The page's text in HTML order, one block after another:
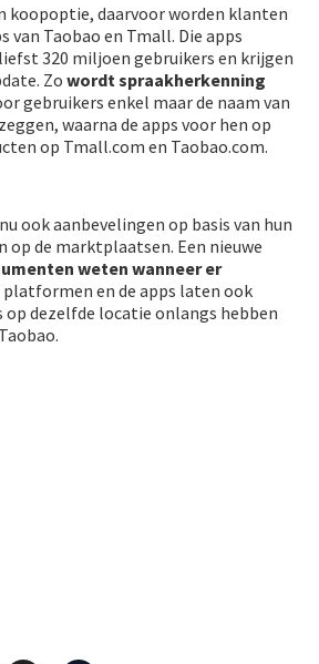
koopoptie, daarvoor worden klanten
van Taobao en Tmall. Die apps
320 miljoen gebruikers en krijgen
Zo wordt spraakherkenning
gebruikers enkel maar de naam van
waarna de apps voor hen op
op Tmall.com en Taobao.com.
ook aanbevelingen op basis van hun
op de marktplaatsen. Een nieuwe
weten wanneer er
platformen en de apps laten ook
dezelfde locatie onlangs hebben